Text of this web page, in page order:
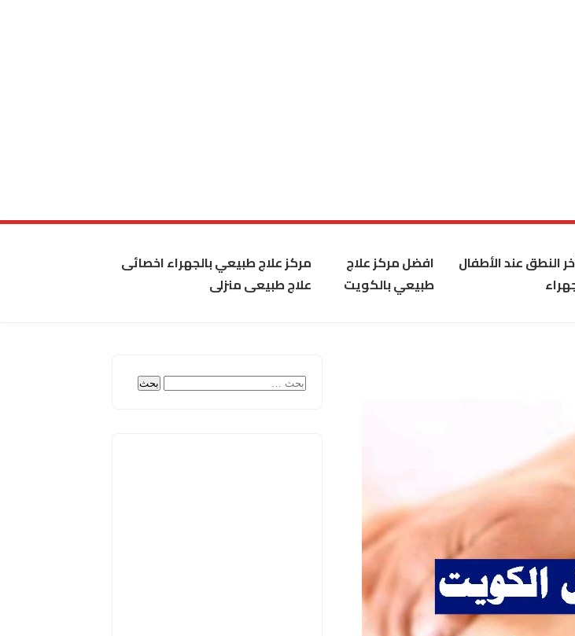
النطق عند الأطفال
افضل مركز علاج
طبيعي بالكويت
مركز علاج طبيعي بالجهراء اخصائى
علاج طبيعى منزلى
البحث